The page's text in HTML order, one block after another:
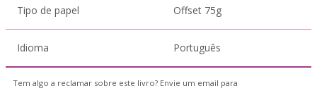
Tipo de papel Offset 75g
Idioma Português
Tem algo a reclamar sobre este livro? Envie um email para